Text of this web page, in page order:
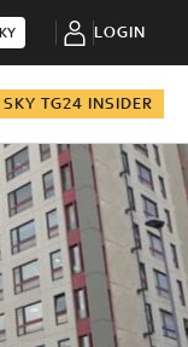
LOGIN
SKY TG24 INSIDER